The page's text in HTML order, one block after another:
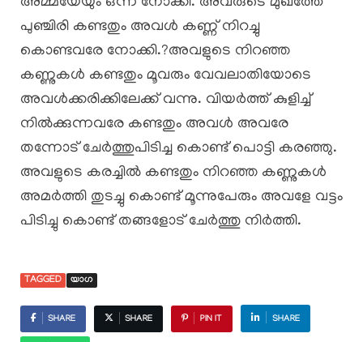
പുഞ്ചിരി കണ്ടതും അവൾ കണ്ണ് നിറച്ചു
കൊണ്ടവരേ നോക്കി.?അവളുടെ നിറഞ്ഞ
കണ്ണുകൾ കണ്ടതും മൂവരും വേവലാതിയോടെ
അവൾക്കരിക്കിലേക്ക് വന്നു. വിയർത്ത് കുളിച്ച്
നിൽക്കുന്നവരേ കണ്ടതും അവൾ അവരേ
തന്നോട് ചേർത്തുപിടിച്ച കൊണ്ട് പൊട്ടി കരഞ്ഞു.
അവളുടെ കരച്ചിൽ കണ്ടതും നിറഞ്ഞ കണ്ണുകൾ
അമർത്തി തുടച്ചു കൊണ്ട് മൂന്നുപേരും അവളേ വട്ടം
പിടിച്ചു കൊണ്ട് തങ്ങളോട് ചേർത്തു നിർത്തി.
TAGGED യാഗ
SHARE SHARE PIN IT SHARE